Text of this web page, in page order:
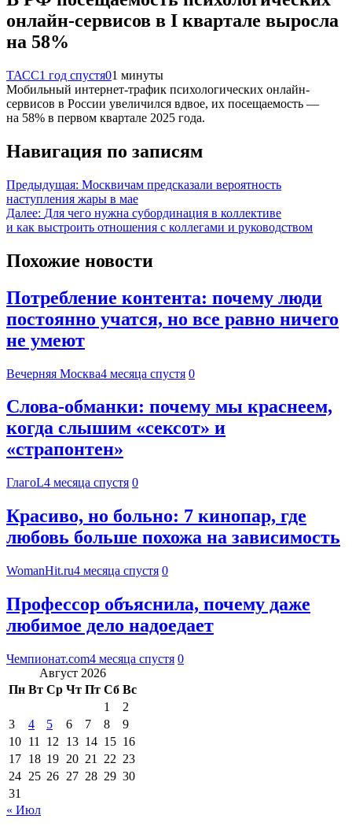
онлайн-сервисов в I квартале выросла
на 58%
ТАСС1 год спустя01 минуты
Мобильный интернет-трафик психологических онлайн-
сервисов в России увеличился вдвое, их посещаемость —
на 58% в первом квартале 2025 года.
Навигация по записям
Предыдущая: Москвичам предсказали вероятность
наступления жары в мае
Далее: Для чего нужна субординация в коллективе
и как выстроить отношения с коллегами и руководством
Похожие новости
Потребление контента: почему люди
постоянно учатся, но все равно ничего
не умеют
Вечерняя Москва4 месяца спустя 0
Слова-обманки: почему мы краснеем,
когда слышим «сексот» и
«страпонтен»
ГлагоL4 месяца спустя 0
Красиво, но больно: 7 кинопар, где
любовь больше похожа на зависимость
WomanHit.ru4 месяца спустя 0
Профессор объяснила, почему даже
любимое дело надоедает
Чемпионат.com4 месяца спустя 0
Август 2026
Пн Вт Ср Чт Пт Сб Вс
1
2
3
4 5 6 7 8
9
10 11 12 13 14 15 16
17 18 19 20 21 22 23
24 25 26 27 28 29 30
31
« Июл